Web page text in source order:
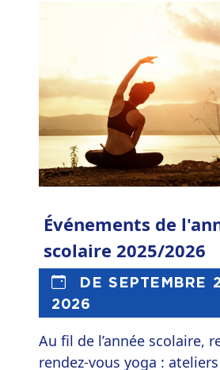
Événements de
scolaire 2025/2026
DE SEPTEMBRE
2026
Au fil de l’année scolaire,
rendez-vous yoga :